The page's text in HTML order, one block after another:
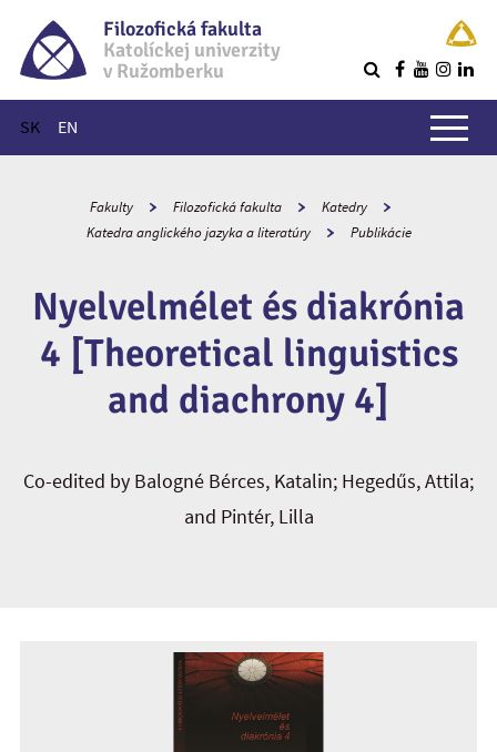
Filozofická fakulta
Katolíckej univerzity
v Ružomberku
SK EN
Hlavné menu
Fakulty Filozofická fakulta
Katedry
Katedra anglického jazyka a literatúry
Publikácie
Nyelvelmélet és diakrónia
4 [Theoretical linguistics
and diachrony 4]
Co-edited by Balogné Bérces, Katalin; Hegedűs, Attila;
and Pintér, Lilla